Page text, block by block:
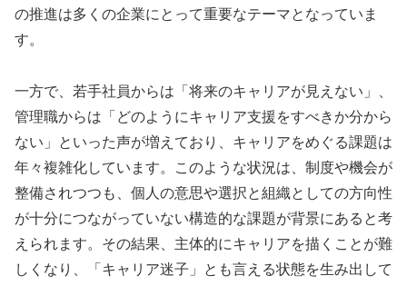
の推進は多くの企業にとって重要なテーマとなっていま
す。
一方で、若手社員からは「将来のキャリアが見えない」、
管理職からは「どのようにキャリア支援をすべきか分から
ない」といった声が増えており、キャリアをめぐる課題は
年々複雑化しています。このような状況は、制度や機会が
整備されつつも、個人の意思や選択と組織としての方向性
が十分につながっていない構造的な課題が背景にあると考
えられます。その結果、主体的にキャリアを描くことが難
しくなり、「キャリア迷子」とも言える状態を生み出して